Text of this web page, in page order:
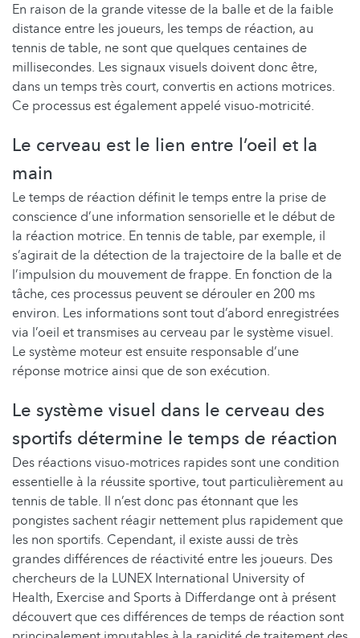
En raison de la grande vitesse de la balle et de la faible
distance entre les joueurs, les temps de réaction, au
tennis de table, ne sont que quelques centaines de
millisecondes. Les signaux visuels doivent donc être,
dans un temps très court, convertis en actions motrices.
Ce processus est également appelé visuo-motricité.
Le cerveau est le lien entre l’oeil et la
main
Le temps de réaction définit le temps entre la prise de
conscience d’une information sensorielle et le début de
la réaction motrice. En tennis de table, par exemple, il
s’agirait de la détection de la trajectoire de la balle et de
l’impulsion du mouvement de frappe. En fonction de la
tâche, ces processus peuvent se dérouler en 200 ms
environ. Les informations sont tout d’abord enregistrées
via l’oeil et transmises au cerveau par le système visuel.
Le système moteur est ensuite responsable d’une
réponse motrice ainsi que de son exécution.
Le système visuel dans le cerveau des
sportifs détermine le temps de réaction
Des réactions visuo-motrices rapides sont une condition
essentielle à la réussite sportive, tout particulièrement au
tennis de table. Il n’est donc pas étonnant que les
pongistes sachent réagir nettement plus rapidement que
les non sportifs. Cependant, il existe aussi de très
grandes différences de réactivité entre les joueurs. Des
chercheurs de la LUNEX International University of
Health, Exercise and Sports à Differdange ont à présent
découvert que ces différences de temps de réaction sont